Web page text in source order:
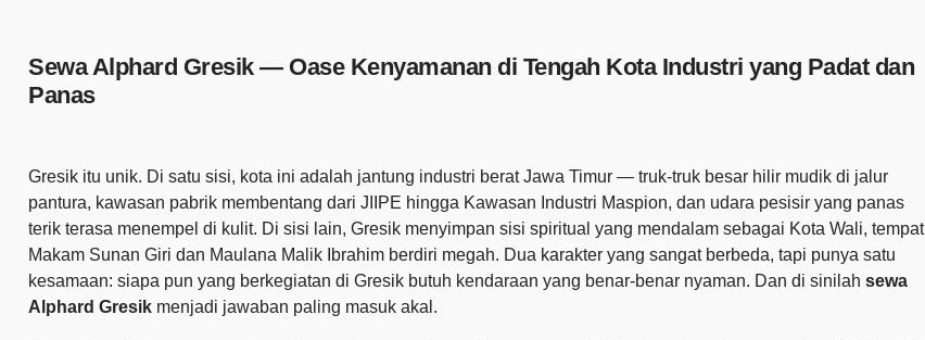
Sewa Alphard Gresik — Oase Kenyamanan di Tengah Kota Industri yang Padat dan
Panas
Gresik itu unik. Di satu sisi, kota ini adalah jantung industri berat Jawa Timur — truk-truk besar hilir mudik di jalur
pantura, kawasan pabrik membentang dari JIIPE hingga Kawasan Industri Maspion, dan udara pesisir yang panas
terik terasa menempel di kulit. Di sisi lain, Gresik menyimpan sisi spiritual yang mendalam sebagai Kota Wali, tempat
Makam Sunan Giri dan Maulana Malik Ibrahim berdiri megah. Dua karakter yang sangat berbeda, tapi punya satu
kesamaan: siapa pun yang berkegiatan di Gresik butuh kendaraan yang benar-benar nyaman. Dan di sinilah sewa
Alphard Gresik menjadi jawaban paling masuk akal.